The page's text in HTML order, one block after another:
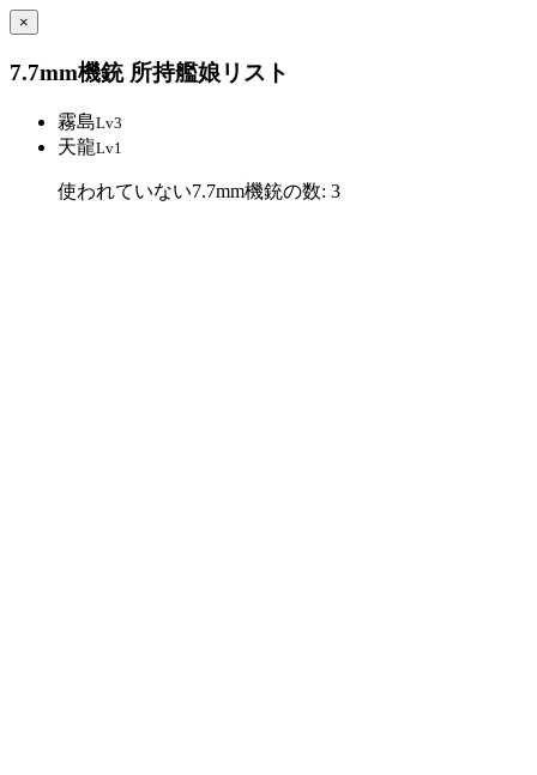
×
7.7mm機銃 所持艦娘リスト
霧島Lv3
天龍Lv1
使われていない7.7mm機銃の数: 3